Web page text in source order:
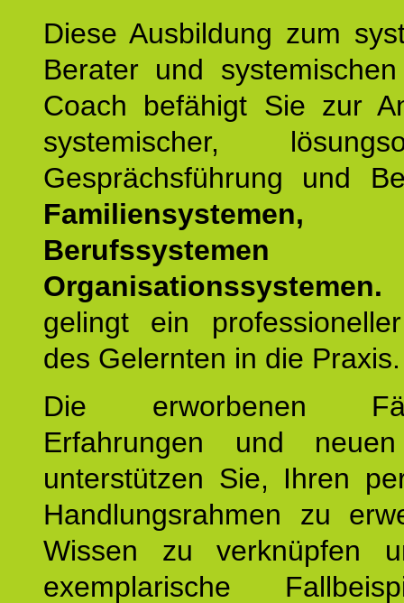
Diese Ausbildung zum
Berater und
Coach befähigt Sie zur
systemischer,
Gesprächsführung und
Familiensystemen,
Organisationssystemen.
gelingt ein
des Gelernten in die Praxis.
Die erworbenen
Erfahrungen und
unterstützen Sie, Ihren
Handlungsrahmen zu
Wissen zu verknüpfen
exemplarische